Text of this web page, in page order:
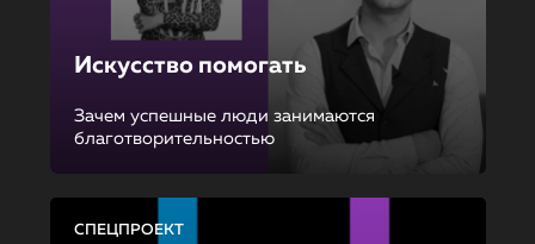
Искусство помогать
Зачем успешные люди занимаются
благотворительностью
СПЕЦПРОЕКТ